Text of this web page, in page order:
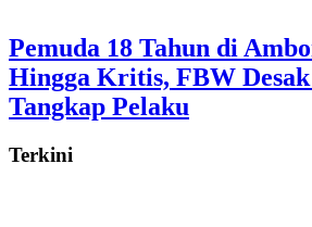
Pemuda 18 Tahun di
Hingga Kritis, FBW
Tangkap Pelaku
Terkini